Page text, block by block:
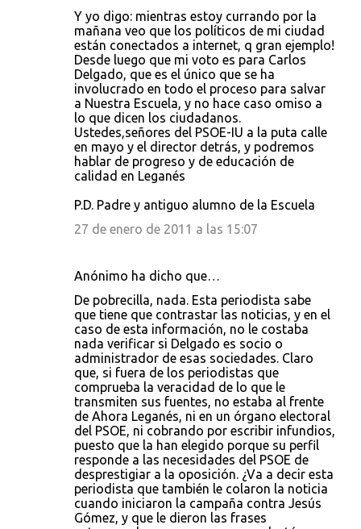
Y yo digo: mientras estoy currando por la
mañana veo que los políticos de mi ciudad
están conectados a internet, q gran ejemplo!
Desde luego que mi voto es para Carlos
Delgado, que es el único que se ha
involucrado en todo el proceso para salvar
a Nuestra Escuela, y no hace caso omiso a
lo que dicen los ciudadanos.
Ustedes,señores del PSOE-IU a la puta calle
en mayo y el director detrás, y podremos
hablar de progreso y de educación de
calidad en Leganés
P.D. Padre y antiguo alumno de la Escuela
27 de enero de 2011 a las 15:07
Anónimo ha dicho que…
De pobrecilla, nada. Esta periodista sabe
que tiene que contrastar las noticias, y en el
caso de esta información, no le costaba
nada verificar si Delgado es socio o
administrador de esas sociedades. Claro
que, si fuera de los periodistas que
comprueba la veracidad de lo que le
transmiten sus fuentes, no estaba al frente
de Ahora Leganés, ni en un órgano electoral
del PSOE, ni cobrando por escribir infundios,
puesto que la han elegido porque su perfil
responde a las necesidades del PSOE de
desprestigiar a la oposición. ¿Va a decir esta
periodista que también le colaron la noticia
cuando iniciaron la campaña contra Jesús
Gómez, y que le dieron las frases